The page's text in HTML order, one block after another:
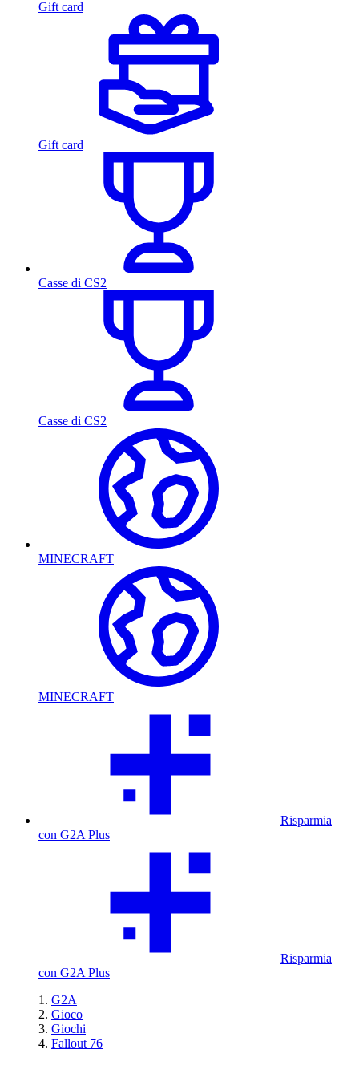
Gift card
Gift card
Casse di CS2
Casse di CS2
MINECRAFT
MINECRAFT
Risparmia
con G2A Plus
Risparmia
con G2A Plus
G2A
Gioco
Giochi
Fallout 76